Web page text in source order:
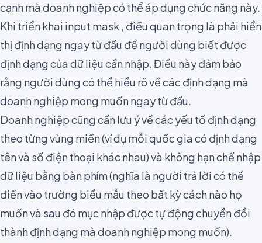
cạnh mà doanh nghiệp có thể áp dụng chức năng này.
Khi triển khai input mask , điều quan trọng là phải hiển
thị định dạng ngay từ đầu để người dùng biết được
định dạng của dữ liệu cần nhập. Điều này đảm bảo
rằng người dùng có thể hiểu rõ về các định dạng mà
doanh nghiệp mong muốn ngay từ đầu.
Doanh nghiệp cũng cần lưu ý về các yếu tố định dạng
theo từng vùng miền (ví dụ mỗi quốc gia có định dạng
tên và số điện thoại khác nhau) và không hạn chế nhập
dữ liệu bằng bàn phím (nghĩa là người trả lời có thể
điền vào trường biểu mẫu theo bất kỳ cách nào họ
muốn và sau đó mục nhập được tự động chuyển đổi
thành định dạng mà doanh nghiệp mong muốn).